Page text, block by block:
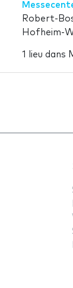
Robert-
Hofheim-
1 lieu dans